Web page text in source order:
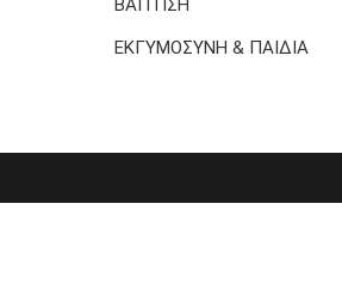
ΒΑΠΤΙΣΗ
ΕΚΓΥΜΟΣΥΝΗ & ΠΑΙΔΙΑ